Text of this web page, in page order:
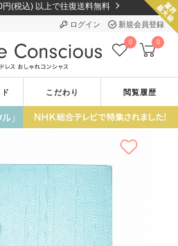
(税込) 以上で往復送料無料
ログイン 新規会員登録
0 0
こだわり 閲覧履歴